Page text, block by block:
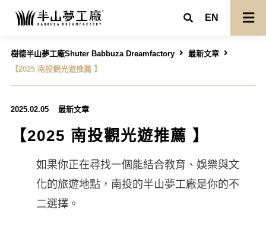
EN
樹德半山夢工廠Shuter Babbuza Dreamfactory
最新文章
【2025 南投觀光遊推薦 】
2025.02.05 最新文章
【2025 南投觀光遊推薦 】
如果你正在尋找一個能結合教育、娛樂與文
化的旅遊地點，南投的半山夢工廠是你的不
二選擇。